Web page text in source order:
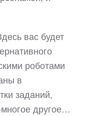
вас будет
роботами
в
заданий,
другое…